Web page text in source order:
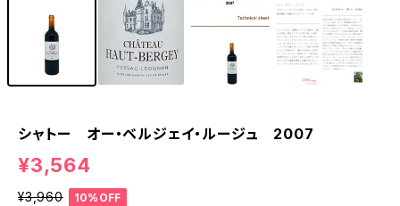
シャトー オー・ベルジェイ・ルージュ 2007
¥3,564
¥3,960 10%OFF